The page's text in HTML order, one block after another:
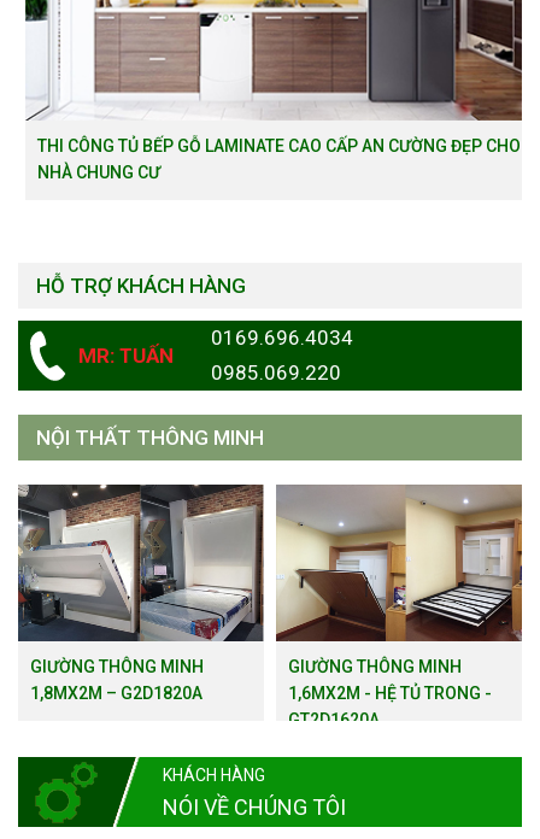
THI CÔNG TỦ BẾP GỖ LAMINATE CAO CẤP AN CƯỜNG ĐẸP CHO
NHÀ CHUNG CƯ
HỖ TRỢ KHÁCH HÀNG
MR: TUẤN
0169.696.4034
0985.069.220
NỘI THẤT THÔNG MINH
GIƯỜNG THÔNG MINH
1,8MX2M – G2D1820A
GIƯỜNG THÔNG MINH
1,6MX2M - HỆ TỦ TRONG -
GT2D1620A
KHÁCH HÀNG
NÓI VỀ CHÚNG TÔI